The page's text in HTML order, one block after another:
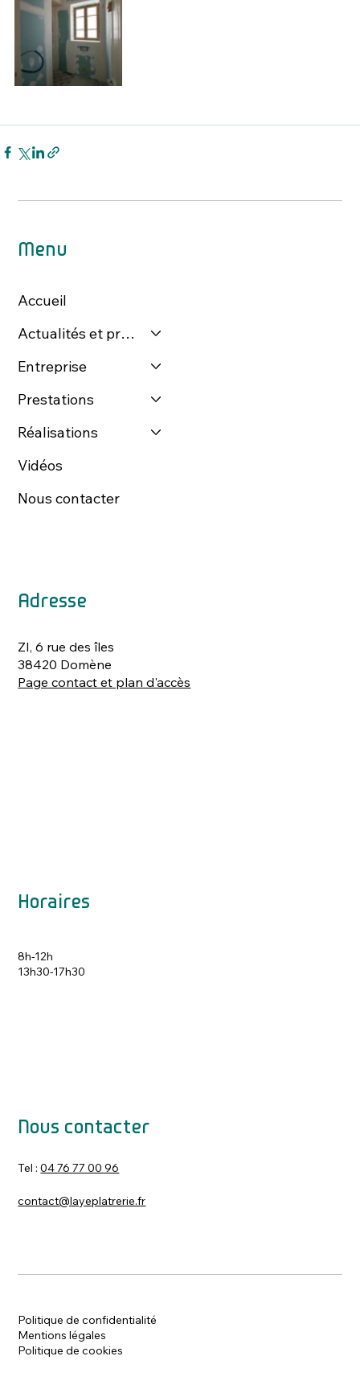
Menu
Accueil
Actualités et presse
Entreprise
Prestations
Réalisations
Vidéos
Nous contacter
Adresse
ZI, 6 rue des îles
38420 Domène
Page contact et plan d'accès
Horaires
8h-12h
13h30-17h30
Nous contacter
Tel :04 76 77 00 96
contact@layeplatrerie.fr
Politique de confidentialité
Mentions légales
Politique de cookies